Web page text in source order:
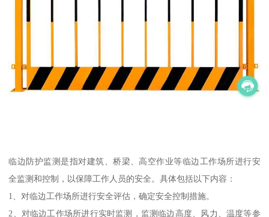
临边防护监测是指对建筑、桥梁、高空作业等临边工作场所进行安
全监测和控制，以保障工作人员的安全。具体包括以下内容：
1、对临边工作场所进行安全评估，确定安全控制措施。
2、对临边工作场所进行实时监测，监测临边高度、风力、温度等参